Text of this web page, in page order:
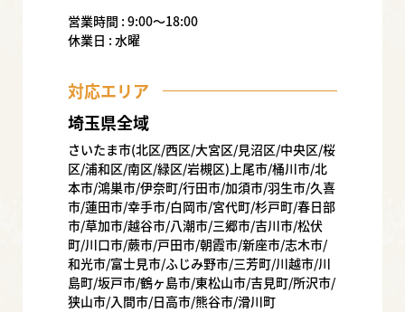
営業時間 : 9:00〜18:00
休業日 : 水曜
対応エリア
埼玉県全域
さいたま市(北区/西区/大宮区/見沼区/中央区/桜
区/浦和区/南区/緑区/岩槻区)上尾市/桶川市/北
本市/鴻巣市/伊奈町/行田市/加須市/羽生市/久喜
市/蓮田市/幸手市/白岡市/宮代町/杉戸町/春日部
市/草加市/越谷市/八潮市/三郷市/吉川市/松伏
町/川口市/蕨市/戸田市/朝霞市/新座市/志木市/
和光市/富士見市/ふじみ野市/三芳町/川越市/川
島町/坂戸市/鶴ヶ島市/東松山市/吉見町/所沢市/
狭山市/入間市/日高市/熊谷市/滑川町